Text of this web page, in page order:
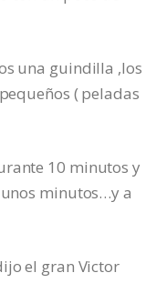
una guindilla ,los
( peladas
10 minutos y
minutos…y a
el gran Victor